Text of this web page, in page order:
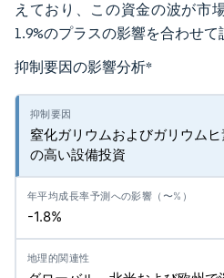
えており、この資金の波が市
1.9%のプラスの影響を合わせて
抑制要因の影響分析*
窒化ガリウムおよびガリウム
の高い設備投資
-1.8%